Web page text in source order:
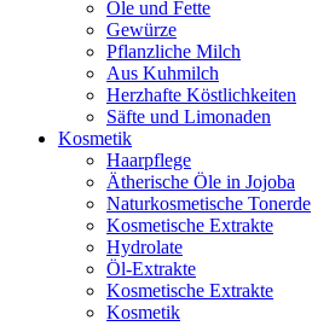
Öle und Fette
Gewürze
Pflanzliche Milch
Aus Kuhmilch
Herzhafte Köstlichkeiten
Säfte und Limonaden
Kosmetik
Haarpflege
Ätherische Öle in Jojoba
Naturkosmetische Tonerde
Kosmetische Extrakte
Hydrolate
Öl-Extrakte
Kosmetische Extrakte
Kosmetik